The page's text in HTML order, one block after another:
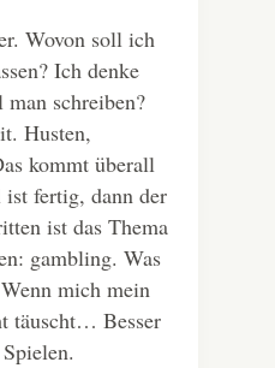
Wovon soll ich
Ich denke
schreiben?
Husten,
kommt überall
fertig, dann der
ist das Thema
gambling. Was
mich mein
täuscht… Besser